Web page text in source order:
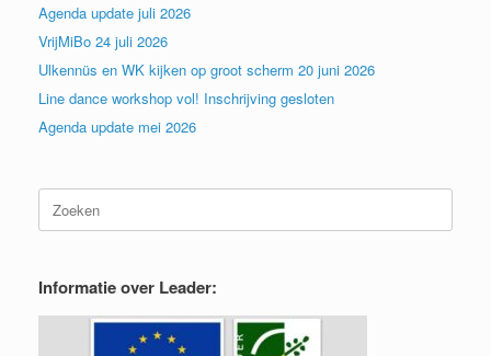
Agenda update juli 2026
VrijMiBo 24 juli 2026
Ulkennüs en WK kijken op groot scherm 20 juni 2026
Line dance workshop vol! Inschrijving gesloten
Agenda update mei 2026
Zoeken
naar:
Informatie over Leader: